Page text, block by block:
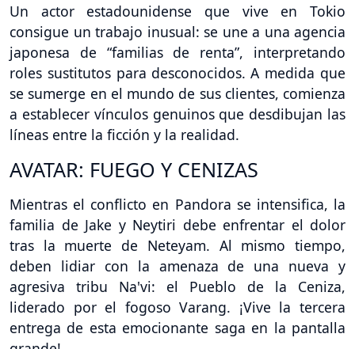
Un actor estadounidense que vive en Tokio
consigue un trabajo inusual: se une a una agencia
japonesa de “familias de renta”, interpretando
roles sustitutos para desconocidos. A medida que
se sumerge en el mundo de sus clientes, comienza
a establecer vínculos genuinos que desdibujan las
líneas entre la ficción y la realidad.
AVATAR: FUEGO Y CENIZAS
Mientras el conflicto en Pandora se intensifica, la
familia de Jake y Neytiri debe enfrentar el dolor
tras la muerte de Neteyam. Al mismo tiempo,
deben lidiar con la amenaza de una nueva y
agresiva tribu Na'vi: el Pueblo de la Ceniza,
liderado por el fogoso Varang. ¡Vive la tercera
entrega de esta emocionante saga en la pantalla